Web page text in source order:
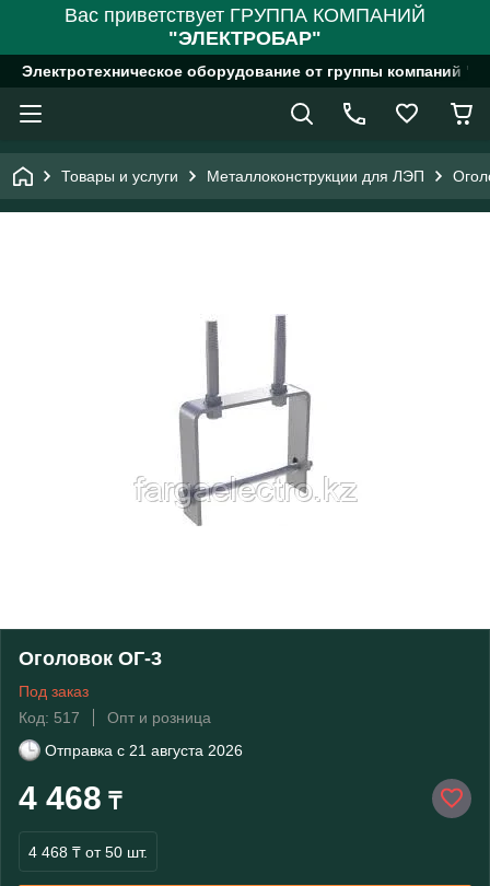
Вас приветствует ГРУППА КОМПАНИЙ
"ЭЛЕКТРОБАР"
Электротехническое оборудование от группы компаний
Товары и услуги Металлоконструкции для ЛЭП
Оголовок ОГ-3
Под заказ
Код: 517
Опт и розница
Отправка с 21 августа 2026
4 468 ₸
4 468 ₸ от 50 шт.